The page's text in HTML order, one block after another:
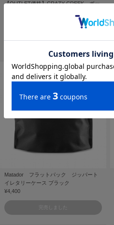
【OUTLET価格】CRAZY CREEK ボッ
Matador フラットパック ジッパート
イレタリーケース ブラック
¥4,400
完売しました